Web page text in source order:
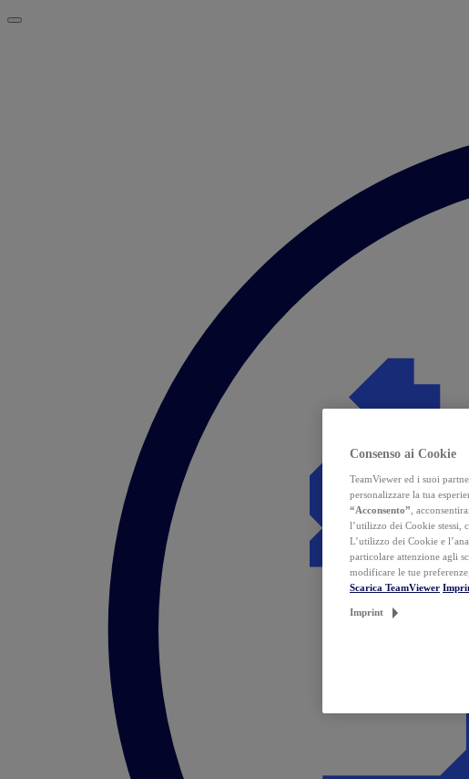
Consenso ai Cookie
TeamViewer ed i suoi
personalizzare la tua
“Acconsento” ,
l’utilizzo dei Cookie stessi,
L’utilizzo dei Cookie e
particolare attenzione agli
modificare le tue
Scarica TeamViewer
Imprint